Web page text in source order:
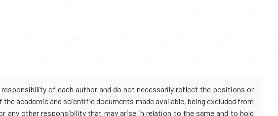
of each author and do not necessarily reflect the positions or
academic and scientific documents made available, being excluded from
any other responsibility that may arise in relation to the same and to hold